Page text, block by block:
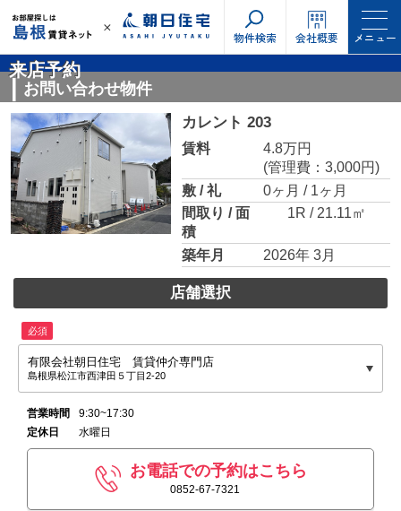
物件検索 会社概要 メニュー
来店予約
お問い合わせ物件
カレント 203
賃料
4.8万円
(管理費：3,000円)
敷 / 礼
0ヶ月 / 1ヶ月
間取り / 面
積
1R / 21.11㎡
築年月 2026年 3月
店舗選択
必須
有限会社朝日住宅 賃貸仲介専門店
島根県松江市西津田５丁目2-20
営業時間
9:30~17:30
定休日
水曜日
お電話での予約はこちら
0852-67-7321